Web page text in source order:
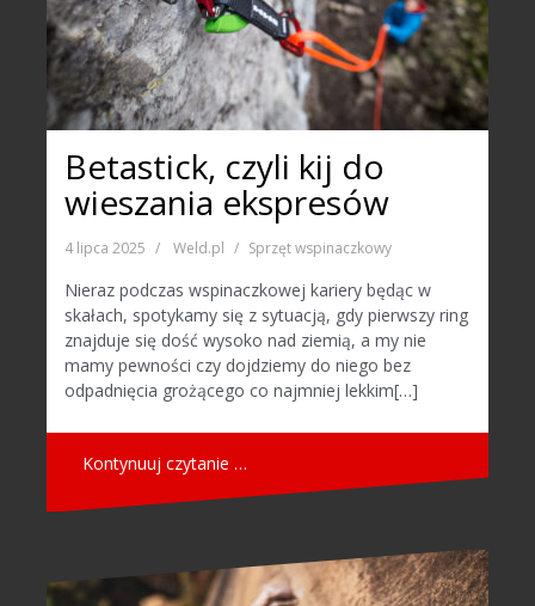
Betastick, czyli kij do
wieszania ekspresów
4 lipca 2025 Weld.pl Sprzęt wspinaczkowy
Nieraz podczas wspinaczkowej kariery będąc w
skałach, spotykamy się z sytuacją, gdy pierwszy ring
znajduje się dość wysoko nad ziemią, a my nie
mamy pewności czy dojdziemy do niego bez
odpadnięcia grożącego co najmniej lekkim[…]
Kontynuuj czytanie …